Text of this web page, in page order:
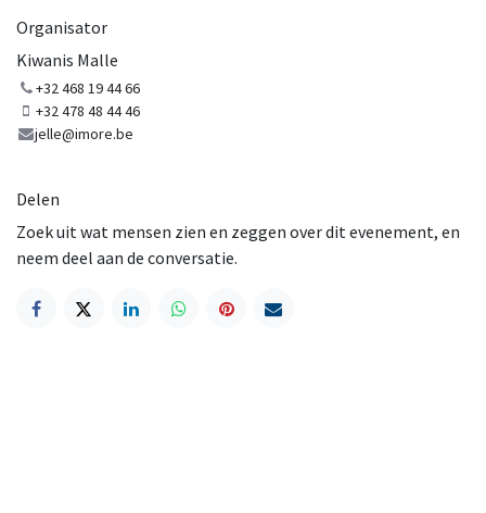
Organisator
Kiwanis Malle
+32 468 19 44 66
+32 478 48 44 46
jelle@imore.be
Delen
Zoek uit wat mensen zien en zeggen over dit evenement, en
neem deel aan de conversatie.